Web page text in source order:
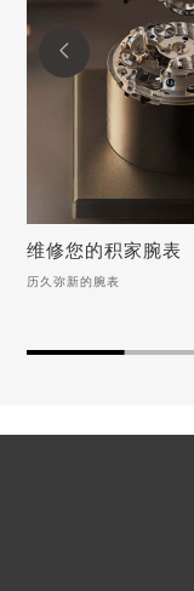
历久弥新的腕表
维修您的积家腕表
历久弥新的腕表
